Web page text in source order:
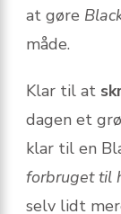
at gøre
måde.
Klar til at
dagen et
klar til en
forbruget til
selv lidt